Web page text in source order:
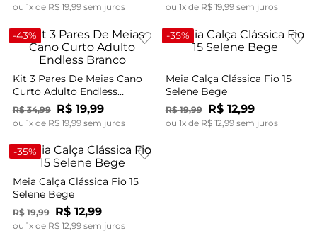
ou 1x de R$ 19, 99sem juros ou 1x de R$ 19, 99sem juros
-43%
Kit 3 Pares De Meias Cano
Curto Adulto Endless
Branco
R$ 34,99 R$ 19,99
ou 1x de R$ 19, 99sem juros
-35%
Meia Calça Clássica Fio 15
Selene Bege
R$ 19,99 R$ 12,99
ou 1x de R$ 12 99sem juros
-35%
Meia Calça Clássica Fio 15
Selene Bege
R$ 19,99 R$ 12,99
ou 1x de R$ 12,99sem juros